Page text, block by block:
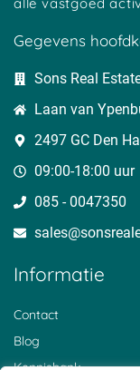
Gegevens
Sons Real
Laan van
2497 GC Den
09:00-18:00 uur
085 - 0047350
Informatie
Contact
Blog